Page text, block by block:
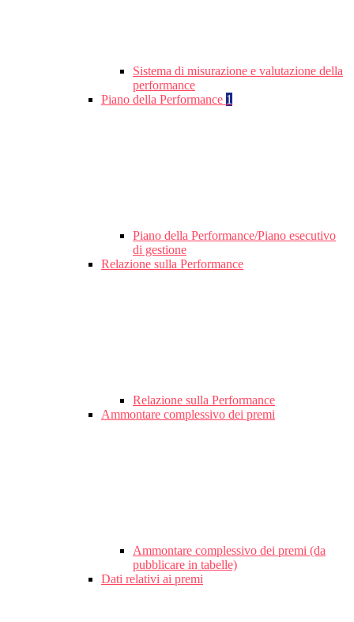
Sistema di misurazione e valutazione della
performance
Piano della Performance 1
Piano della Performance/Piano esecutivo
di gestione
Relazione sulla Performance
Relazione sulla Performance
Ammontare complessivo dei premi
Ammontare complessivo dei premi (da
pubblicare in tabelle)
Dati relativi ai premi